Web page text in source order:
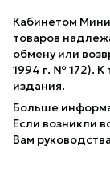
Кабинетом
товаров
обмену или
1994 г. № 172). К
издания.
Больше
Если возникли
Вам